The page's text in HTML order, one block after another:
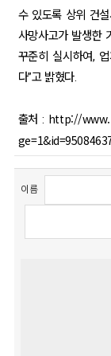
수 있도록 상위 건
사망사고가 발생한
꾸준히 실시하여,
다”고 밝혔다.
출처 : http://
이름